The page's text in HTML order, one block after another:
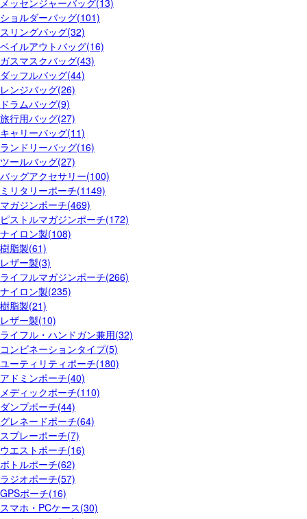
メッセンジャーバッグ(13)
ショルダーバッグ(101)
スリングバッグ(32)
ベイルアウトバッグ(16)
ガスマスクバッグ(43)
ダッフルバッグ(44)
レンジバッグ(26)
ドラムバッグ(9)
旅行用バッグ(27)
キャリーバッグ(11)
ランドリーバッグ(16)
ツールバッグ(27)
バッグアクセサリー(100)
ミリタリーポーチ(1149)
マガジンポーチ(469)
ピストルマガジンポーチ(172)
ナイロン製(108)
樹脂製(61)
レザー製(3)
ライフルマガジンポーチ(266)
ナイロン製(235)
樹脂製(21)
レザー製(10)
ライフル・ハンドガン兼用(32)
コンビネーションタイプ(5)
ユーティリティポーチ(180)
アドミンポーチ(40)
メディックポーチ(110)
ダンプポーチ(44)
グレネードポーチ(64)
スプレーポーチ(7)
ウエストポーチ(16)
ボトルポーチ(62)
ラジオポーチ(57)
GPSポーチ(16)
スマホ・PCケース(30)